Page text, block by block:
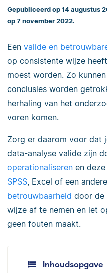
Gepubliceerd op 14 augustus
op 7 november 2022.
Een valide en
op consistente wijze
moest worden. Zo
conclusies worden
herhaling van het
voren komen.
Zorg er daarom voor dat
data-analyse valide zijn
operationaliseren en
SPSS , Excel of een
betrouwbaarheid door de
wijze af te nemen en let
geen fouten maakt.
Inhoudsopgave